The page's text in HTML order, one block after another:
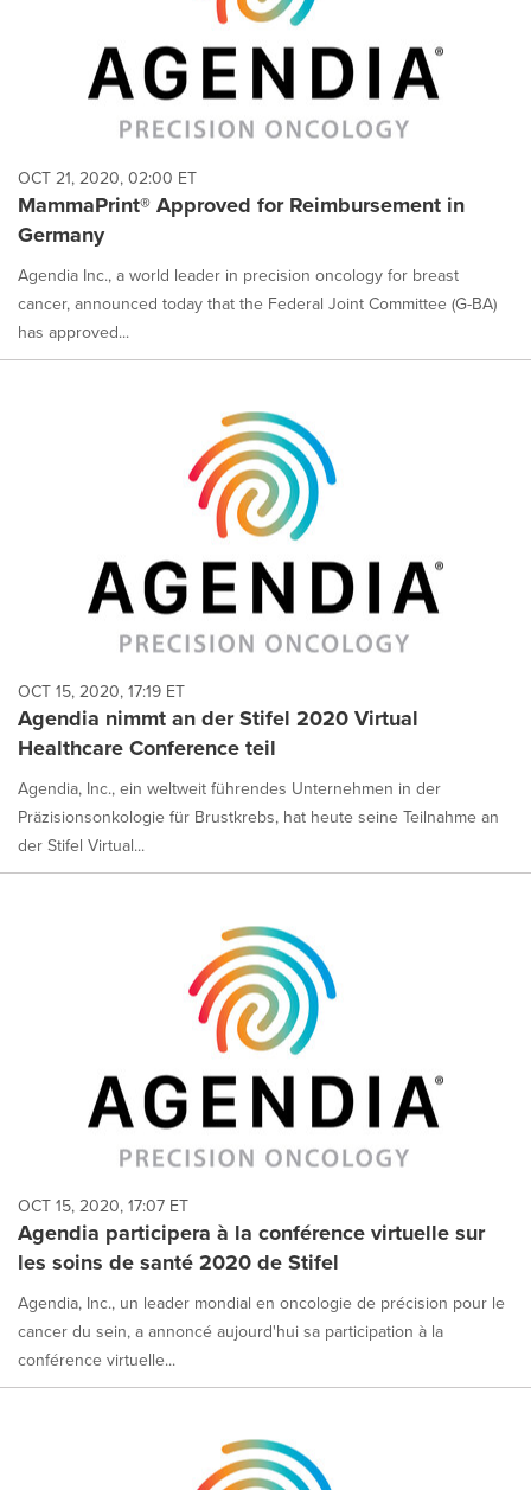
OCT 21, 2020, 02:00 ET
MammaPrint® Approved for Reimbursement in
Germany
Agendia Inc., a world leader in precision oncology for breast
cancer, announced today that the Federal Joint Committee (G-BA)
has approved...
OCT 15, 2020, 17:19 ET
Agendia nimmt an der Stifel 2020 Virtual
Healthcare Conference teil
Agendia, Inc., ein weltweit führendes Unternehmen in der
Präzisionsonkologie für Brustkrebs, hat heute seine Teilnahme an
der Stifel Virtual...
OCT 15, 2020, 17:07 ET
Agendia participera à la conférence virtuelle sur
les soins de santé 2020 de Stifel
Agendia, Inc., un leader mondial en oncologie de précision pour le
cancer du sein, a annoncé aujourd'hui sa participation à la
conférence virtuelle...